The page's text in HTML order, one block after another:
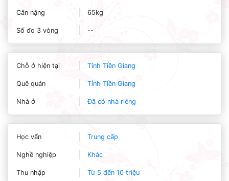
Cân nặng 65kg
Số đo 3 vòng --
Chỗ ở hiện tại Tỉnh Tiền Giang
Quê quán Tỉnh Tiền Giang
Nhà ở Đã có nhà riêng
Học vấn Trung cấp
Nghề nghiệp Khác
Thu nhập Từ 5 đến 10 triệu